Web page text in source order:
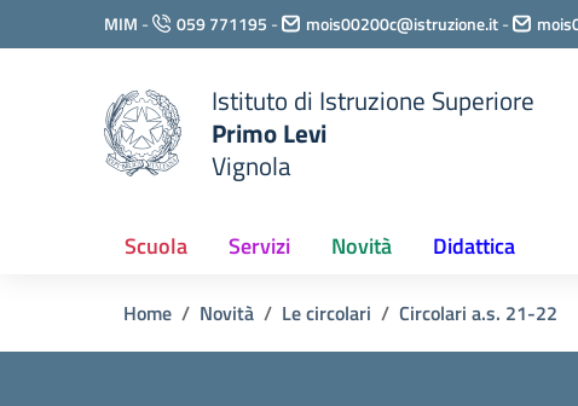
Vai ai contenuti
Vai al menu di navigazione
MIM - 059 771195 - mois00200c@istruzione.it-
Istituto di Istruzione Superiore
Primo Levi
Vignola
Scuola Servizi Novità Didattica
Home Novità Le circolari Circolari a.s. 21-22